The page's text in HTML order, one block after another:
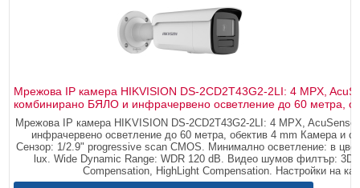
Мрежова IP камера HIKVISION DS-2CD2T43G2-2LI: 4 MPX,
комбинирано БЯЛО и инфрачервено осветление до 60 метра,
Мрежова IP камера HIKVISION DS-2CD2T43G2-2LI: 4 MPX,
инфрачервено осветление до 60 метра, обектив 4 mm Камера и
Сензор: 1/2.9" progressive scan CMOS. Минимално осветление: в
lux. Wide Dynamic Range: WDR 120 dB. Видео шумов филтър:
Compensation, HighLight Compensation. Настройки на